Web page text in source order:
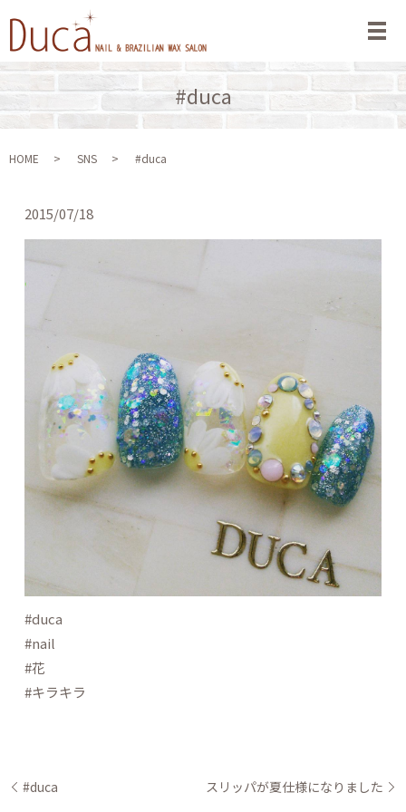
メ
#duca
HOME SNS #duca
2015/07/18
#duca
#nail
#花
#キラキラ
#duca スリッパが夏仕様になりました